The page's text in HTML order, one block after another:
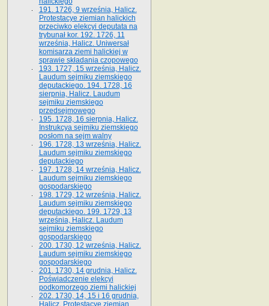
191. 1726, 9 września, Halicz.
Protestacye ziemian halickich
przeciwko elekcyi deputata na
trybunał kor. 192. 1726, 11
września, Halicz. Uniwersał
komisarza ziemi halickiej w
sprawie składania czopowego
193. 1727, 15 września, Halicz.
Laudum sejmiku ziemskiego
deputackiego. 194. 1728, 16
sierpnia, Halicz. Laudum
sejmiku ziemskiego
przedsejmowego
195. 1728, 16 sierpnia, Halicz.
Instrukcya sejmiku ziemskiego
posłom na sejm walny
196. 1728, 13 września, Halicz.
Laudum sejmiku ziemskiego
deputackiego
197. 1728, 14 września, Halicz.
Laudum sejmiku ziemskiego
gospodarskiego
198. 1729, 12 września, Halicz.
Laudum sejmiku ziemskiego
deputackiego. 199. 1729, 13
września, Halicz. Laudum
sejmiku ziemskiego
gospodarskiego
200. 1730, 12 września, Halicz.
Laudum sejmiku ziemskiego
gospodarskiego
201. 1730, 14 grudnia, Halicz.
Poświadczenie elekcyi
podkomorzego ziemi halickiej
202. 1730, 14, 15 i 16 grudnia,
Halicz. Protestacye ziemian